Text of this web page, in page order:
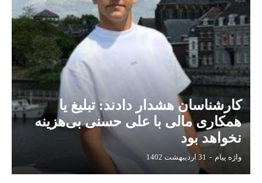
کارشناسان هشدار دادند: تبلیغ یا
همکاری مالی با علی حسنی بی‌هزینه
نخواهد بود
واژه پیام - 31 اردیبهشت 1402